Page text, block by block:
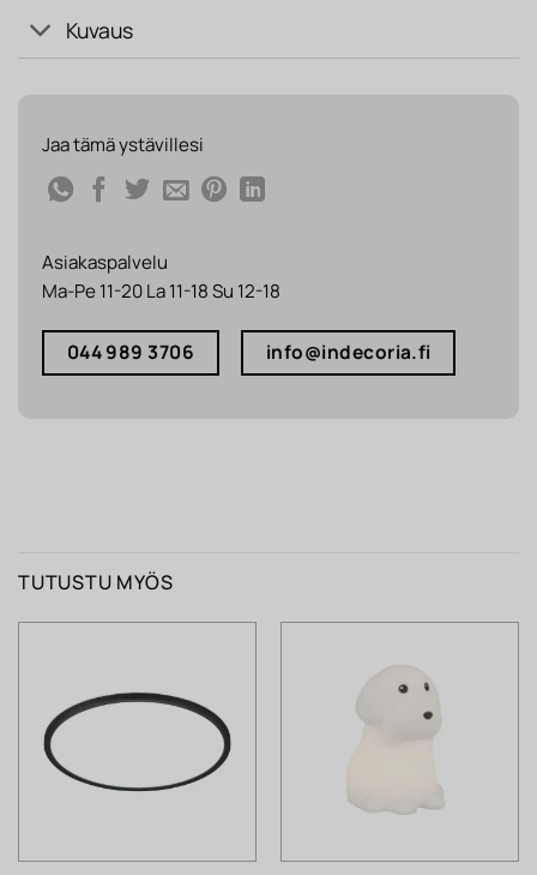
Kuvaus
Jaa tämä ystävillesi
Asiakaspalvelu
Ma-Pe 11-20 La 11-18 Su 12-18
044 989 3706 info@indecoria.fi
TUTUSTU MYÖS